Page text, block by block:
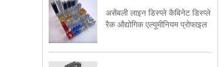
असेंबली लाइन डिस्प्ले कैबिनेट डिस्प्ले
रैक औद्योगिक एल्यूमीनियम प्रोफाइल